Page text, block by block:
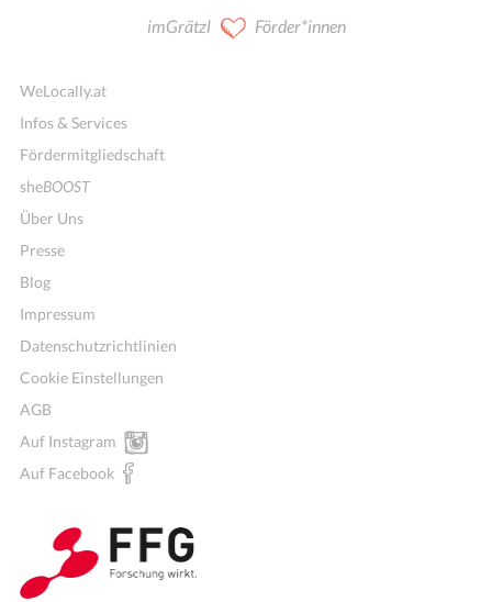
Mitglieder für Vereine, Initiativen
imGrätzl Förder*innen
WeLocally.at
Infos & Services
Fördermitgliedschaft
sheBOOST
Über Uns
Presse
Blog
Impressum
Datenschutzrichtlinien
Cookie Einstellungen
AGB
Auf Instagram
Auf Facebook